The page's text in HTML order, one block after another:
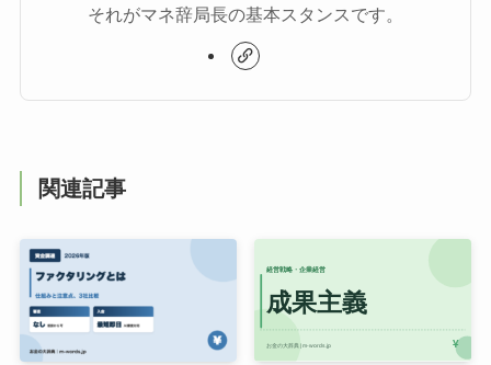
それがマネ辞局長の基本スタンスです。
関連記事